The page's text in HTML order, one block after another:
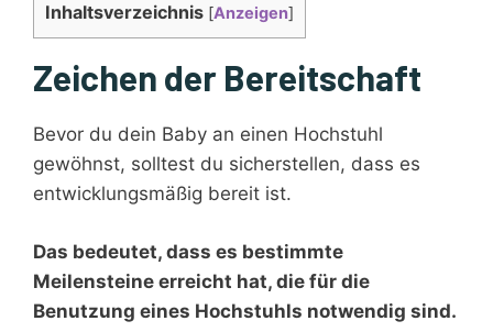
Inhaltsverzeichnis [Anzeigen]
Zeichen der Bereitschaft
Bevor du dein Baby an einen Hochstuhl
gewöhnst, solltest du sicherstellen, dass es
entwicklungsmäßig bereit ist.
Das bedeutet, dass es bestimmte
Meilensteine erreicht hat, die für die
Benutzung eines Hochstuhls notwendig sind.